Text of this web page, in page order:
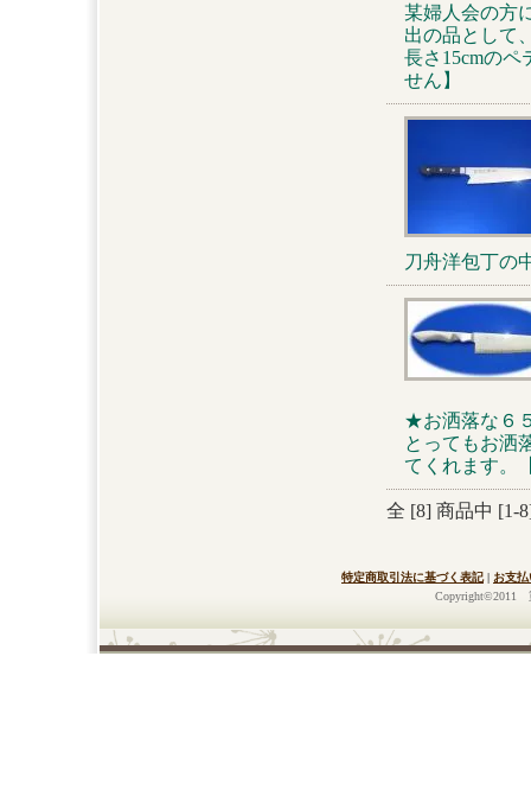
某婦人会の方
出の品として
長さ15cmの
せん】
刀舟洋包丁の
★お洒落な６
とってもお洒
てくれます。
全 [8] 商品中 [1-8
特定商取引法に基づく表記| お支
Copyright©2011